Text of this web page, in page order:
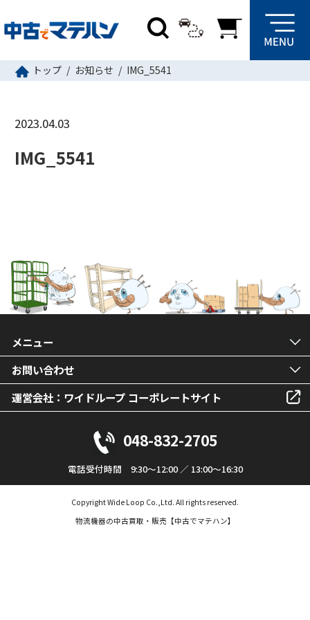
トップ お知らせ IMG_5541
2023.04.03
IMG_5541
メニュー
お問い合わせ
運営会社：ワイドループ コーポレートサイト
048-832-2705
電話受付時間 9:30～12:00 ／ 13:00～16:30
Copyright Wide Loop Co.,Ltd. All rights reserved.
物流機器の中古買取・販売【中古でマテハン】